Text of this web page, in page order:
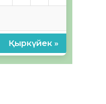
Қыркүйек »